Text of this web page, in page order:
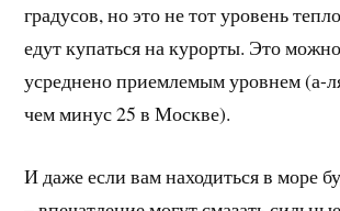
градусов, но это не тот уровень
едут купаться на курорты. Это
усреднено приемлемым уровнем (а-
чем минус 25 в Москве).
И даже если вам находиться в море